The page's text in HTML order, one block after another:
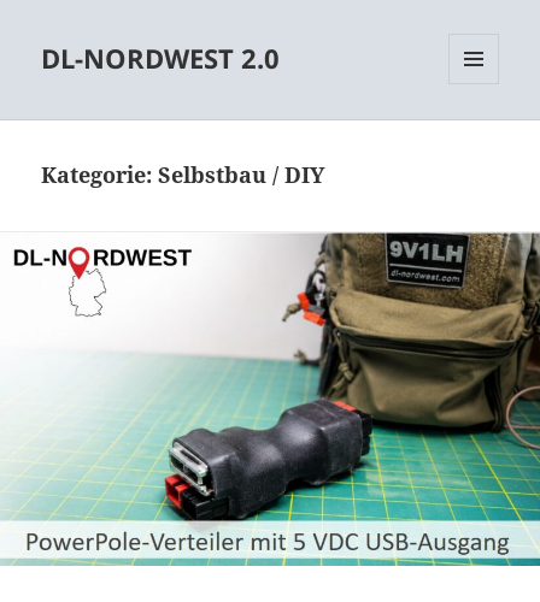
DL-NORDWEST 2.0
Kategorie:Selbstbau / DIY